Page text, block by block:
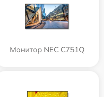
Монитор NEC C751Q